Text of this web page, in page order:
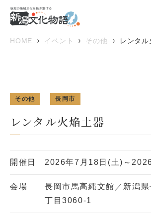
HOME イベント その他 レンタル
その他 長岡市
レンタル火焔土器
開催日 2026年7月18日(土)～
会場
長岡市馬高縄文館／新潟
丁目3060-1